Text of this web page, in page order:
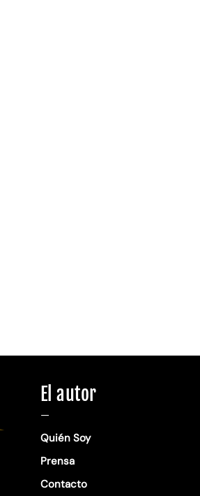
El autor
—
Quién Soy
Prensa
Contacto